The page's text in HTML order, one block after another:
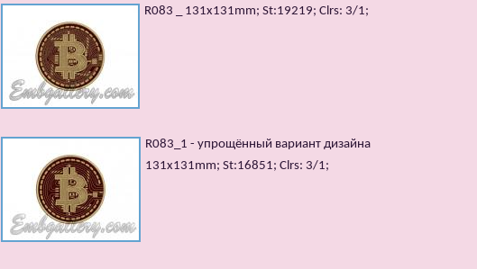
R083 _ 131x131mm; St:19219; Clrs: 3/1;
R083_1 - упрощённый вариант дизайна
131x131mm; St:16851; Clrs: 3/1;